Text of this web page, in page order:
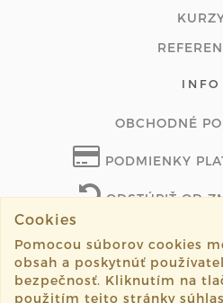
INFO
OBCHODNÉ
PODMIENKY
ODSTÚPIŤ OD
©2026 borajewellery.com
Vytvorené
Cookies
Pomocou súborov cookies
obsah a poskytnúť
bezpečnosť. Kliknutím na
použitím tejto stránky